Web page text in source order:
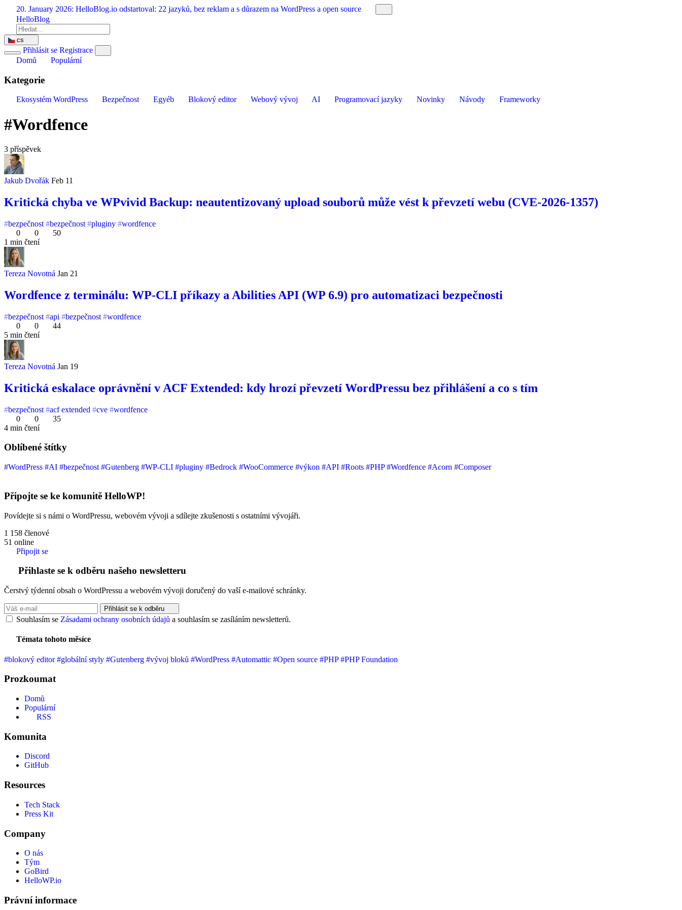
Přeskočit
obsah
20. January 2026: HelloBlog.io odstartoval: 22 jazyků, bez reklam a s důrazem na WordPress a open source
HelloBlog
cs
Přihlásit se Registrace
Domů
Populární
Kategorie
Ekosystém WordPress Bezpečnost Egyéb Blokový editor Webový vývoj AI Programovací jazyky Novinky Návody Frameworky
#Wordfence
3 příspěvek
Jakub Dvořák Feb 11
Kritická chyba ve WPvivid Backup: neautentizovaný upload souborů může vést k převzetí webu (CVE-2026-1357)
bezpečnost bezpečnost pluginy
wordfence
0
0
50
1 min čtení
Tereza Novotná Jan 21
Wordfence z terminálu: WP-CLI příkazy a Abilities API (WP 6.9) pro automatizaci bezpečnosti
bezpečnost api bezpečnost
wordfence
0
0
44
5 min čtení
Tereza Novotná Jan 19
Kritická eskalace oprávnění v ACF Extended: kdy hrozí převzetí WordPressu bez přihlášení a co s tím
bezpečnost acf extended cve
wordfence
0
0
35
4 min čtení
Oblíbené štítky
#WordPress #AI #bezpečnost #Gutenberg #WP-CLI #pluginy #Bedrock #WooCommerce #výkon #API #Roots #PHP#Wordfence #Acorn #Composer
Připojte se ke komunitě HelloWP!
Povídejte si s námi o WordPressu, webovém vývoji a sdílejte zkušenosti s ostatními vývojáři.
1 158 členové
51 online
Připojit se
Přihlaste se k odběru našeho newsletteru
Čerstvý týdenní obsah o WordPressu a webovém vývoji doručený do vaší e-mailové schránky.
Přihlásit se k odběru
Souhlasím se Zásadami ochrany osobních údajů a souhlasím se zasíláním newsletterů.
Témata tohoto měsíce
#blokový editor #globální styly #Gutenberg #vývoj bloků #WordPress #Automattic #Open source #PHP #PHP Foundation
Prozkoumat
Domů
Populární
RSS
Komunita
Discord
GitHub
Resources
Tech Stack
Press Kit
Company
O nás
Tým
GoBird
HelloWP.io
Právní informace